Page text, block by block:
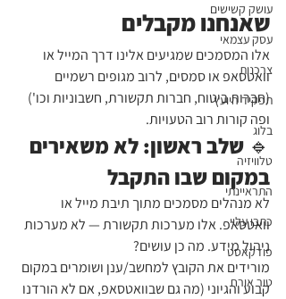
עושק קשישים
עסק עצמאי
צרכנות
תפקיד היועץ
בלוג
טלוויזיה
התראיינתי
כתבו עליי
פודקאסט
טור אורח
שאנחנו מקבלים
אלו המסמכים שמגיעים אלינו דרך המייל או
וואטסאפ או סמסים, לרוב מגופים רשמיים
(חברות ביטוח, חברות תקשורת, חשבוניות וכו')
ופה קורות רוב הטעויות.
🔹 שלב ראשון: לא משאירים
במקום שבו התקבל
לא מנהלים מסמכים מתוך תיבת מייל או
וואטסאפ. אלו מערכות תקשורת — לא מערכות
ניהול מידע. מה כן עושים?
מורידים את הקובץ למחשב/ענן ושומרים במקום
קבוע והגיוני (מה גם שבוואטסאפ, אם לא הורדנו